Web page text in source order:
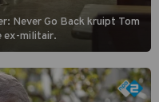
Never Go Back kruipt Tom
ex-militair.